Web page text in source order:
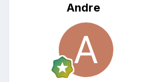
Andre